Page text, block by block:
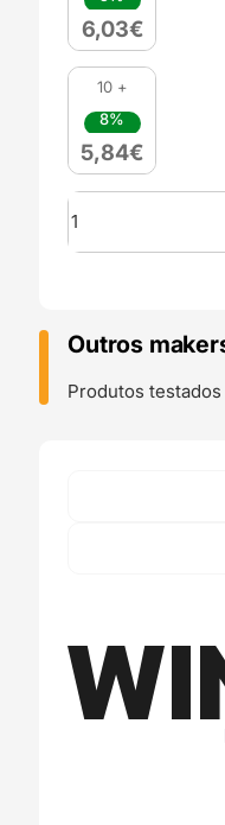
6,03€
10 +
8%
5,84€
Quantidade
de
PLA
300g
Arena
Sand
Outros
Produtos